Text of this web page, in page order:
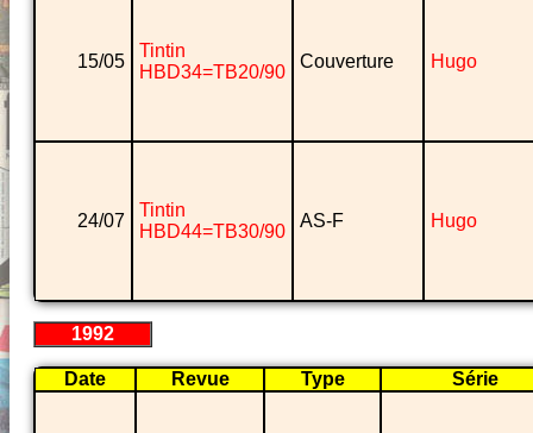
15/05
Tintin
HBD34=TB20/90
Couverture Hugo
24/07
Tintin
HBD44=TB30/90
AS-F Hugo
1992
Date Revue Type Série